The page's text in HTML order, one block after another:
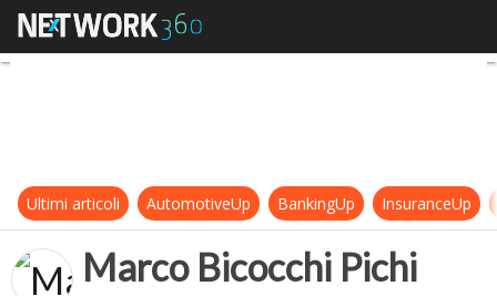
Marco Bicocchi Pichi
Ultimi articoli AutomotiveUp BankingUp InsuranceUp
Marco Bicocchi Pichi